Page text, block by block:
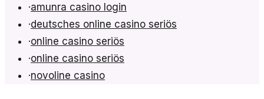
·amunra casino login
·deutsches online casino seriös
·online casino seriös
·online casino seriös
·novoline casino